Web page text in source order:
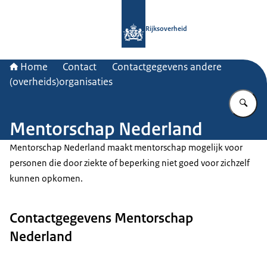
Rijksoverheid
Home Contact
Contactgegevens andere
(overheids)organisaties
Mentorschap Nederland
Mentorschap Nederland maakt mentorschap mogelijk voor
personen die door ziekte of beperking niet goed voor zichzelf
kunnen opkomen.
Contactgegevens Mentorschap
Nederland